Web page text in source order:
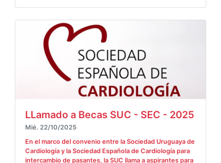
LLamado a Becas SUC - SEC - 2025
Mié. 22/10/2025
En el marco del convenio entre la Sociedad Uruguaya de
Cardiología y la Sociedad Española de Cardiología para
intercambio de pasantes, la SUC llama a aspirantes para